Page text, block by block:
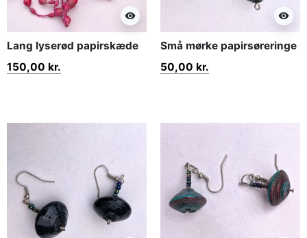
visibility
Lang lyserød papirskæde
150,00 kr.
visibility
Små mørke papirsøreringe
50,00 kr.